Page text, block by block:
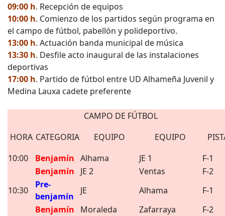
09:00 h. Recepción de equipos
10:00 h. Comienzo de los partidos según programa en
el campo de fútbol, pabellón y polideportivo.
13:00 h. Actuación banda municipal de música
13:30 h. Desfile acto inaugural de las instalaciones
deportivas
17:00 h. Partido de fútbol entre UD Alhameña Juvenil y
Medina Lauxa cadete preferente
CAMPO DE FÚTBOL
HORA CATEGORIA EQUIPO EQUIPO
10:00
Benjamín Alhama JE 1
F-1
Benjamín
JE 2 Ventas
F-2
10:30
Pre-
benjamín
JE Alhama
F-1
Benjamín
Moraleda Zafarraya
F-2